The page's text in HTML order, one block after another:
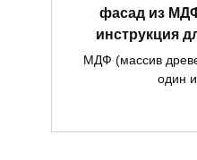
фасад из
инструкция
МДФ (массив
один